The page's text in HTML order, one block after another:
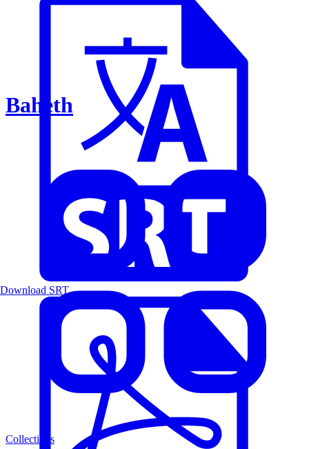
Baheth
Collections
Download SRT